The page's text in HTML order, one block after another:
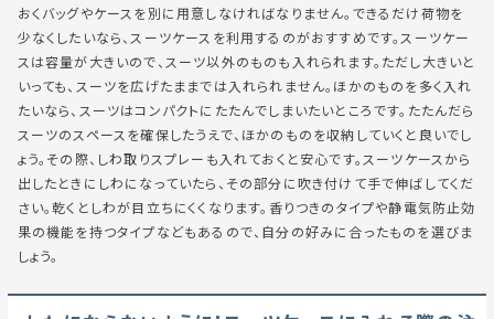
おくバッグやケースを別に用意しなければなりません。できるだけ荷物を
少なくしたいなら、スーツケースを利用するのがおすすめです。スーツケー
スは容量が大きいので、スーツ以外のものも入れられます。ただし大きいと
いっても、スーツを広げたままでは入れられません。ほかのものを多く入れ
たいなら、スーツはコンパクトにたたんでしまいたいところです。たたんだら
スーツのスペースを確保したうえで、ほかのものを収納していくと良いでし
ょう。その際、しわ取りスプレーも入れておくと安心です。スーツケースから
出したときにしわになっていたら、その部分に吹き付けて手で伸ばしてくだ
さい。乾くとしわが目立ちにくくなります。香りつきのタイプや静電気防止効
果の機能を持つタイプなどもあるので、自分の好みに合ったものを選びま
しょう。